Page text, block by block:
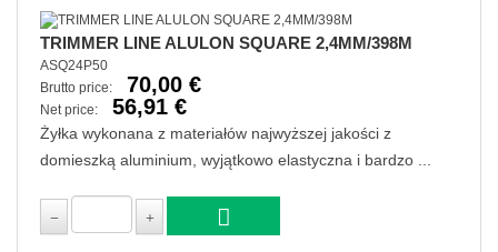
TRIMMER LINE ALULON SQUARE 2,4MM/398M
ASQ24P50
Brutto price:
70,00 €
Net price: 56,91 €
Żyłka wykonana z materiałów najwyższej jakości z
domieszką aluminium, wyjątkowo elastyczna i bardzo ...